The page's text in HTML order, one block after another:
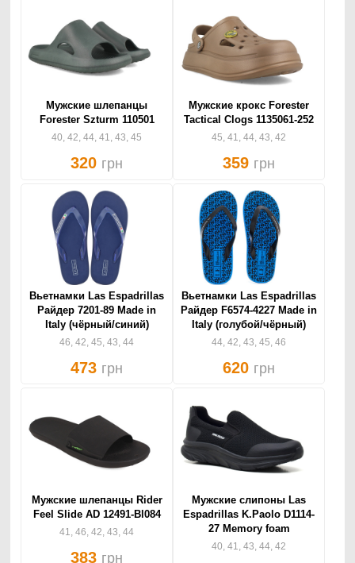
Мужские шлепанцы
Forester Szturm 110501
40, 42, 44, 41, 43, 45
320 грн
Мужские крокс Forester
Tactical Clogs 1135061-252
45, 41, 44, 43, 42
359 грн
Вьетнамки Las Espadrillas
Райдер 7201-89 Made in
Italy (чёрный/синий)
46, 42, 45, 43, 44
473 грн
Вьетнамки Las Espadrillas
Райдер F6574-4227 Made in
Italy (голубой/чёрный)
44, 42, 43, 45, 46
620 грн
Мужские шлепанцы Rider
Feel Slide AD 12491-Bl084
41, 46, 42, 43, 44
383 грн
Мужские слипоны Las
Espadrillas K.Paolo D1114-
27 Memory foam
40, 41, 43, 44, 42